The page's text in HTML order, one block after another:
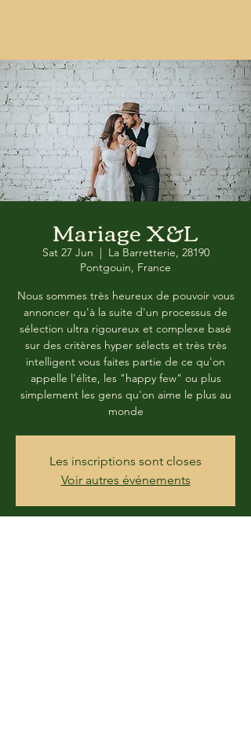
Mariage X&L
Sat 27 Jun
  |
La Barretterie, 28190
Pontgouin, France
Nous sommes très heureux de pouvoir vous
annoncer qu'à la suite d'un processus de
sélection ultra rigoureux et complexe basé
sur des critères hyper sélects et très très
intelligent vous faites partie de ce qu'on
appelle l'élite, les "happy few" ou plus
simplement les gens qu'on aime le plus au
monde
Les inscriptions sont closes
Voir autres événements